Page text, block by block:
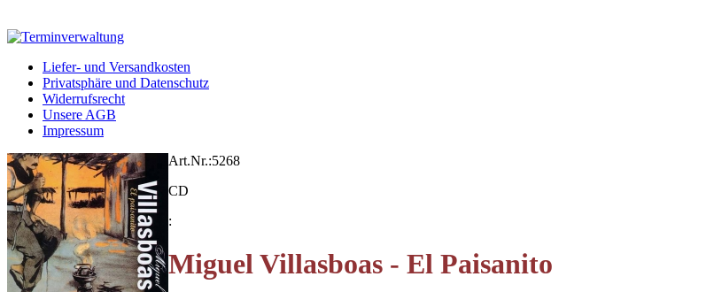
Liefer- und Versandkosten
Privatsphäre und Datenschutz
Widerrufsrecht
Unsere AGB
Impressum
Art.Nr.:5268
CD
:
Miguel Villasboas - El Paisanito